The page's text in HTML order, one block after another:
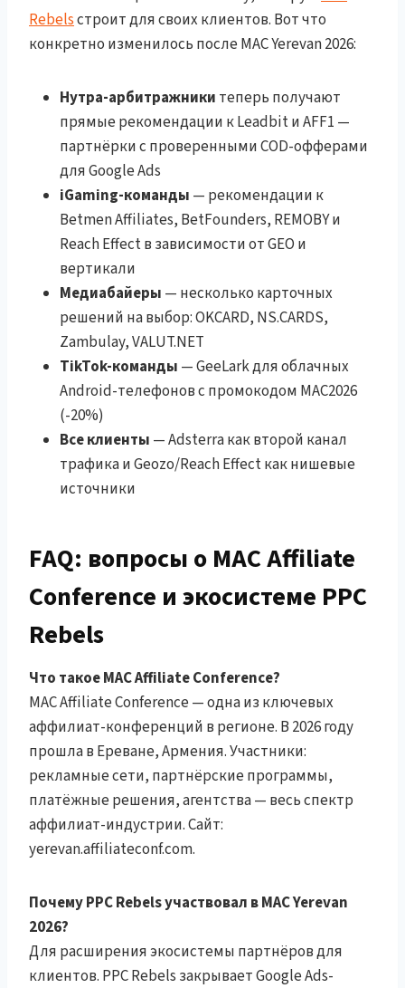
Rebelsстроит для своих клиентов. Вот что
конкретно изменилось после MAC Yerevan 2026:
Нутра-арбитражники теперь получают
прямые рекомендации к Leadbit и AFF1 —
партнёрки с проверенными COD-офферами
для Google Ads
iGaming-команды — рекомендации к
Betmen Affiliates, BetFounders, REMOBY и
Reach Effect в зависимости от GEO и
вертикали
Медиабайеры — несколько карточных
решений на выбор: OKCARD, NS.CARDS,
Zambulay, VALUT.NET
TikTok-команды — GeeLark для облачных
Android-телефонов с промокодом MAC2026
(-20%)
Все клиенты — Adsterra как второй канал
трафика и Geozo/Reach Effect как нишевые
источники
FAQ: вопросы о MAC Affiliate
Conference и экосистеме PPC
Rebels
Что такое MAC Affiliate Conference?
MAC Affiliate Conference — одна из ключевых
аффилиат-конференций в регионе. В 2026 году
прошла в Ереване, Армения. Участники:
рекламные сети, партнёрские программы,
платёжные решения, агентства — весь спектр
аффилиат-индустрии. Сайт:
yerevan.affiliateconf.com.
Почему PPC Rebels участвовал в MAC Yerevan
2026?
Для расширения экосистемы партнёров для
клиентов. PPC Rebels закрывает Google Ads-